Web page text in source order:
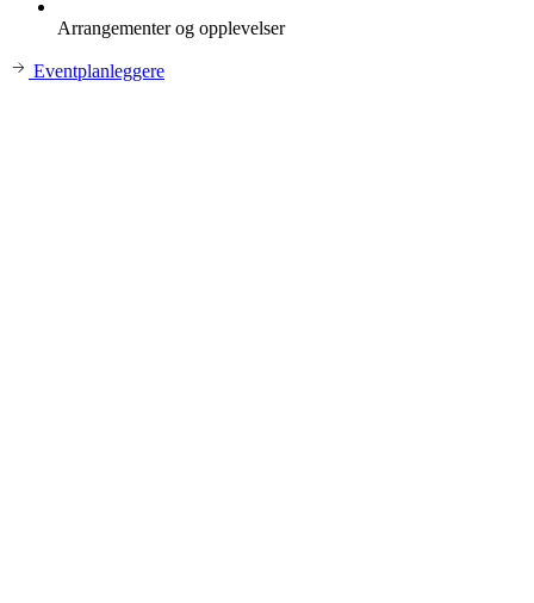
Arrangementer og opplevelser
Eventplanleggere